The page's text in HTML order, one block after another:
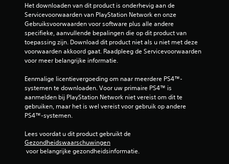
Het downloaden van dit product is onderhevig aan de
Servicevoorwaarden van PlayStation Network en onze
Gebruiksvoorwaarden voor software plus alle andere
specifieke, aanvullende bepalingen die op dit product van
toepassing zijn. Download dit product niet als u niet met deze
voorwaarden akkoord gaat. Raadpleeg de Servicevoorwaarden
voor meer belangrijke informatie.
Eenmalige licentievergoeding om naar meerdere PS4™-
systemen te downloaden. Voor uw primaire PS4™ is
aanmelden bij PlayStation Network niet vereist om dit te
gebruiken, maar het is wel vereist voor gebruik op andere
PS4™-systemen.
Lees voordat u dit product gebruikt de
Gezondheidswaarschuwingen
voor belangrijke gezondheidsinformatie.